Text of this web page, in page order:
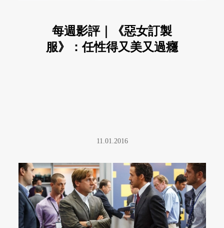
每週影評｜《惡女訂製
服》：任性得又美又過癮
11.01.2016